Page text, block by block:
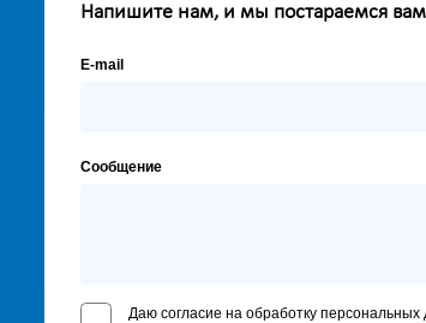
Напишите нам, и мы постараемся
E-mail
Сообщение
Даю согласие на обработку